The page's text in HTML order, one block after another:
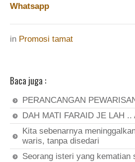
Whatsapp
in Promosi tamat
Baca juga :
PERANCANGAN
DAH MATI FARAID JE LAH ..
Kita sebenarnya
waris, tanpa disedari
Seorang isteri yang kematian